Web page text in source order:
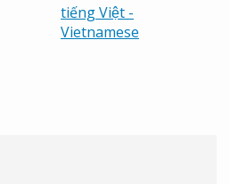
tiếng Việt -
Vietnamese